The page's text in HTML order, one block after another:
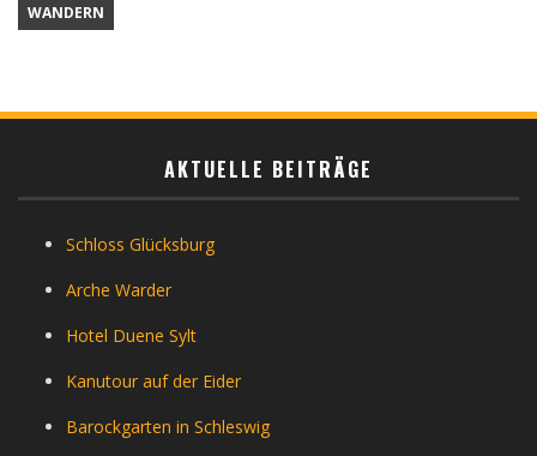
WANDERN
AKTUELLE BEITRÄGE
Schloss Glücksburg
Arche Warder
Hotel Duene Sylt
Kanutour auf der Eider
Barockgarten in Schleswig